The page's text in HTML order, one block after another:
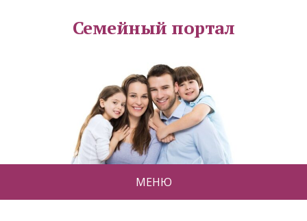
Семейный портал
МЕНЮ